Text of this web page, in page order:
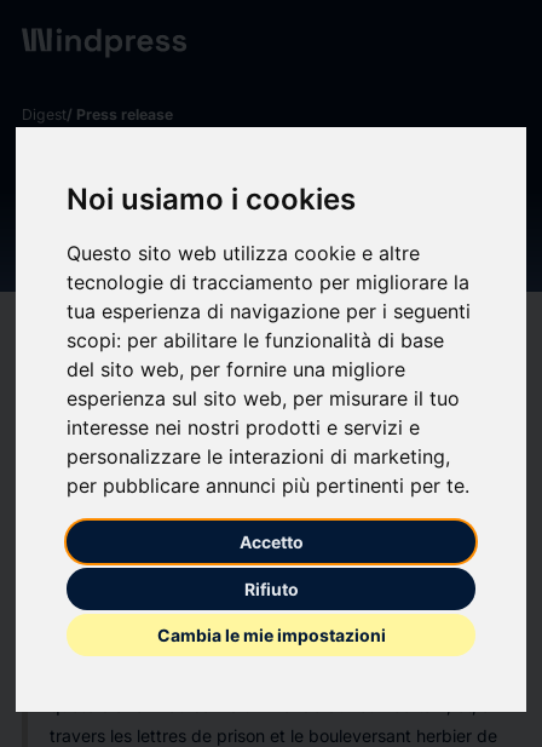
Noi usiamo i cookies
Questo sito web utilizza cookie e altre
tecnologie di tracciamento per migliorare la
tua esperienza di navigazione per i seguenti
scopi: per abilitare le funzionalità di base
del sito web, per fornire una migliore
esperienza sul sito web, per misurare il tuo
interesse nei nostri prodotti e servizi e
personalizzare le interazioni di marketing,
per pubblicare annunci più pertinenti per te.
Accetto
Rifiuto
Cambia le mie impostazioni
Digest/ Press release
Passer l'hiver | Maison du
Geste et de l'Image
Compatibility help
(0)bookmark_borderupload Share
Maison du Geste de l’Imagedonne carte blanche àBartlomiej Woznica,
mercredi 11 mars à 19h
En octobre 2024, j’ai eu la chance de rencontrer un petit
groupe de jeunes adultes suivis par la mission locale
Nord-Essonne. Je leur ai proposé que nous fassions un
film ensemble sur la base d’un pari : faire se rencontrer
travers les lettres de prison et le bouleversant herbier de